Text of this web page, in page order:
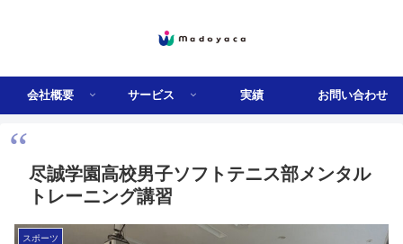
会社概要 サービス 実績 お問い合わせ
尽誠学園高校男子ソフトテニス部メンタル
トレーニング講習
スポーツ